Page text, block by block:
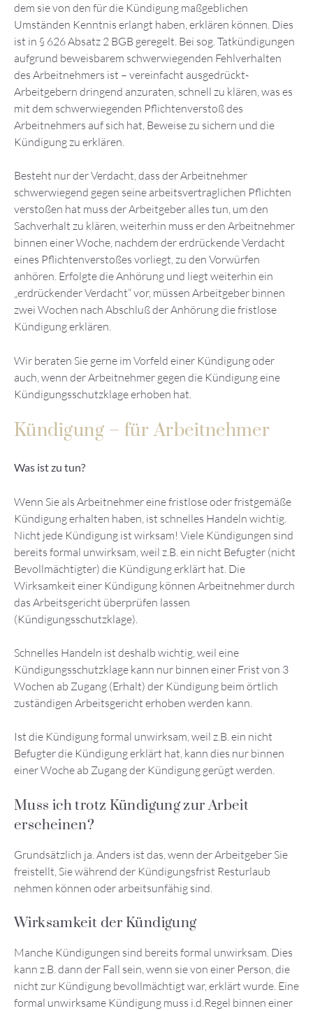
dem sie von den für die Kündigung maßgeblichen
Umständen Kenntnis erlangt haben, erklären können. Dies
ist in § 626 Absatz 2 BGB geregelt. Bei sog. Tatkündigungen
aufgrund beweisbarem schwerwiegenden Fehlverhalten
des Arbeitnehmers ist – vereinfacht ausgedrückt-
Arbeitgebern dringend anzuraten, schnell zu klären, was es
mit dem schwerwiegenden Pflichtenverstoß des
Arbeitnehmers auf sich hat, Beweise zu sichern und die
Kündigung zu erklären.
Besteht nur der Verdacht, dass der Arbeitnehmer
schwerwiegend gegen seine arbeitsvertraglichen Pflichten
verstoßen hat muss der Arbeitgeber alles tun, um den
Sachverhalt zu klären, weiterhin muss er den Arbeitnehmer
binnen einer Woche, nachdem der erdrückende Verdacht
eines Pflichtenverstoßes vorliegt, zu den Vorwürfen
anhören. Erfolgte die Anhörung und liegt weiterhin ein
„erdrückender Verdacht“ vor, müssen Arbeitgeber binnen
zwei Wochen nach Abschluß der Anhörung die fristlose
Kündigung erklären.
Wir beraten Sie gerne im Vorfeld einer Kündigung oder
auch, wenn der Arbeitnehmer gegen die Kündigung eine
Kündigungsschutzklage erhoben hat.
Kündigung – für Arbeitnehmer
Was ist zu tun?
Wenn Sie als Arbeitnehmer eine fristlose oder fristgemäße
Kündigung erhalten haben, ist schnelles Handeln wichtig.
Nicht jede Kündigung ist wirksam! Viele Kündigungen sind
bereits formal unwirksam, weil z.B. ein nicht Befugter (nicht
Bevollmächtigter) die Kündigung erklärt hat. Die
Wirksamkeit einer Kündigung können Arbeitnehmer durch
das Arbeitsgericht überprüfen lassen
(Kündigungsschutzklage).
Schnelles Handeln ist deshalb wichtig, weil eine
Kündigungsschutzklage kann nur binnen einer Frist von 3
Wochen ab Zugang (Erhalt) der Kündigung beim örtlich
zuständigen Arbeitsgericht erhoben werden kann.
Ist die Kündigung formal unwirksam, weil z.B. ein nicht
Befugter die Kündigung erklärt hat, kann dies nur binnen
einer Woche ab Zugang der Kündigung gerügt werden.
Muss ich trotz Kündigung zur Arbeit
erscheinen?
Grundsätzlich ja. Anders ist das, wenn der Arbeitgeber Sie
freistellt, Sie während der Kündigungsfrist Resturlaub
nehmen können oder arbeitsunfähig sind.
Wirksamkeit der Kündigung
Manche Kündigungen sind bereits formal unwirksam. Dies
kann z.B. dann der Fall sein, wenn sie von einer Person, die
nicht zur Kündigung bevollmächtigt war, erklärt wurde. Eine
formal unwirksame Kündigung muss i.d.Regel binnen einer